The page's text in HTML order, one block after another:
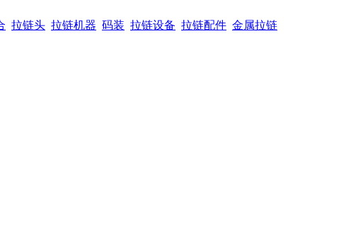
拉链头 拉链机器 码装 拉链设备 拉链配件 金属拉链